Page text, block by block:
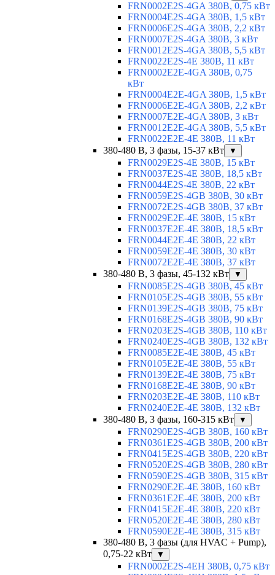
FRN0002E2S-4GA 380В, 0,75 кВт
FRN0004E2S-4GA 380В, 1,5 кВт
FRN0006E2S-4GA 380В, 2,2 кВт
FRN0007E2S-4GA 380В, 3 кВт
FRN0012E2S-4GA 380В, 5,5 кВт
FRN0022E2S-4E 380В, 11 кВт
FRN0002E2E-4GA 380В, 0,75
кВт
FRN0004E2E-4GA 380В, 1,5 кВт
FRN0006E2E-4GA 380В, 2,2 кВт
FRN0007E2E-4GA 380В, 3 кВт
FRN0012E2E-4GA 380В, 5,5 кВт
FRN0022E2E-4E 380В, 11 кВт
380-480 В, 3 фазы, 15-37 кВт
▼
FRN0029E2S-4E 380В, 15 кВт
FRN0037E2S-4E 380В, 18,5 кВт
FRN0044E2S-4E 380В, 22 кВт
FRN0059E2S-4GB 380В, 30 кВт
FRN0072E2S-4GB 380В, 37 кВт
FRN0029E2E-4E 380В, 15 кВт
FRN0037E2E-4E 380В, 18,5 кВт
FRN0044E2E-4E 380В, 22 кВт
FRN0059E2E-4E 380В, 30 кВт
FRN0072E2E-4E 380В, 37 кВт
380-480 В, 3 фазы, 45-132 кВт
▼
FRN0085E2S-4GB 380В, 45 кВт
FRN0105E2S-4GB 380В, 55 кВт
FRN0139E2S-4GB 380В, 75 кВт
FRN0168E2S-4GB 380В, 90 кВт
FRN0203E2S-4GB 380В, 110 кВт
FRN0240E2S-4GB 380В, 132 кВт
FRN0085E2E-4E 380В, 45 кВт
FRN0105E2E-4E 380В, 55 кВт
FRN0139E2E-4E 380В, 75 кВт
FRN0168E2E-4E 380В, 90 кВт
FRN0203E2E-4E 380В, 110 кВт
FRN0240E2E-4E 380В, 132 кВт
380-480 В, 3 фазы, 160-315 кВт
▼
FRN0290E2S-4GB 380В, 160 кВт
FRN0361E2S-4GB 380В, 200 кВт
FRN0415E2S-4GB 380В, 220 кВт
FRN0520E2S-4GB 380В, 280 кВт
FRN0590E2S-4GB 380В, 315 кВт
FRN0290E2E-4E 380В, 160 кВт
FRN0361E2E-4E 380В, 200 кВт
FRN0415E2E-4E 380В, 220 кВт
FRN0520E2E-4E 380В, 280 кВт
FRN0590E2E-4E 380В, 315 кВт
380-480 В, 3 фазы (для HVAC + Pump),
0,75-22 кВт
▼
FRN0002E2S-4EH 380В, 0,75 кВт